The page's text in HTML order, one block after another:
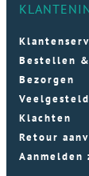
Bestellen
Bezorgen
Klachten
Retour